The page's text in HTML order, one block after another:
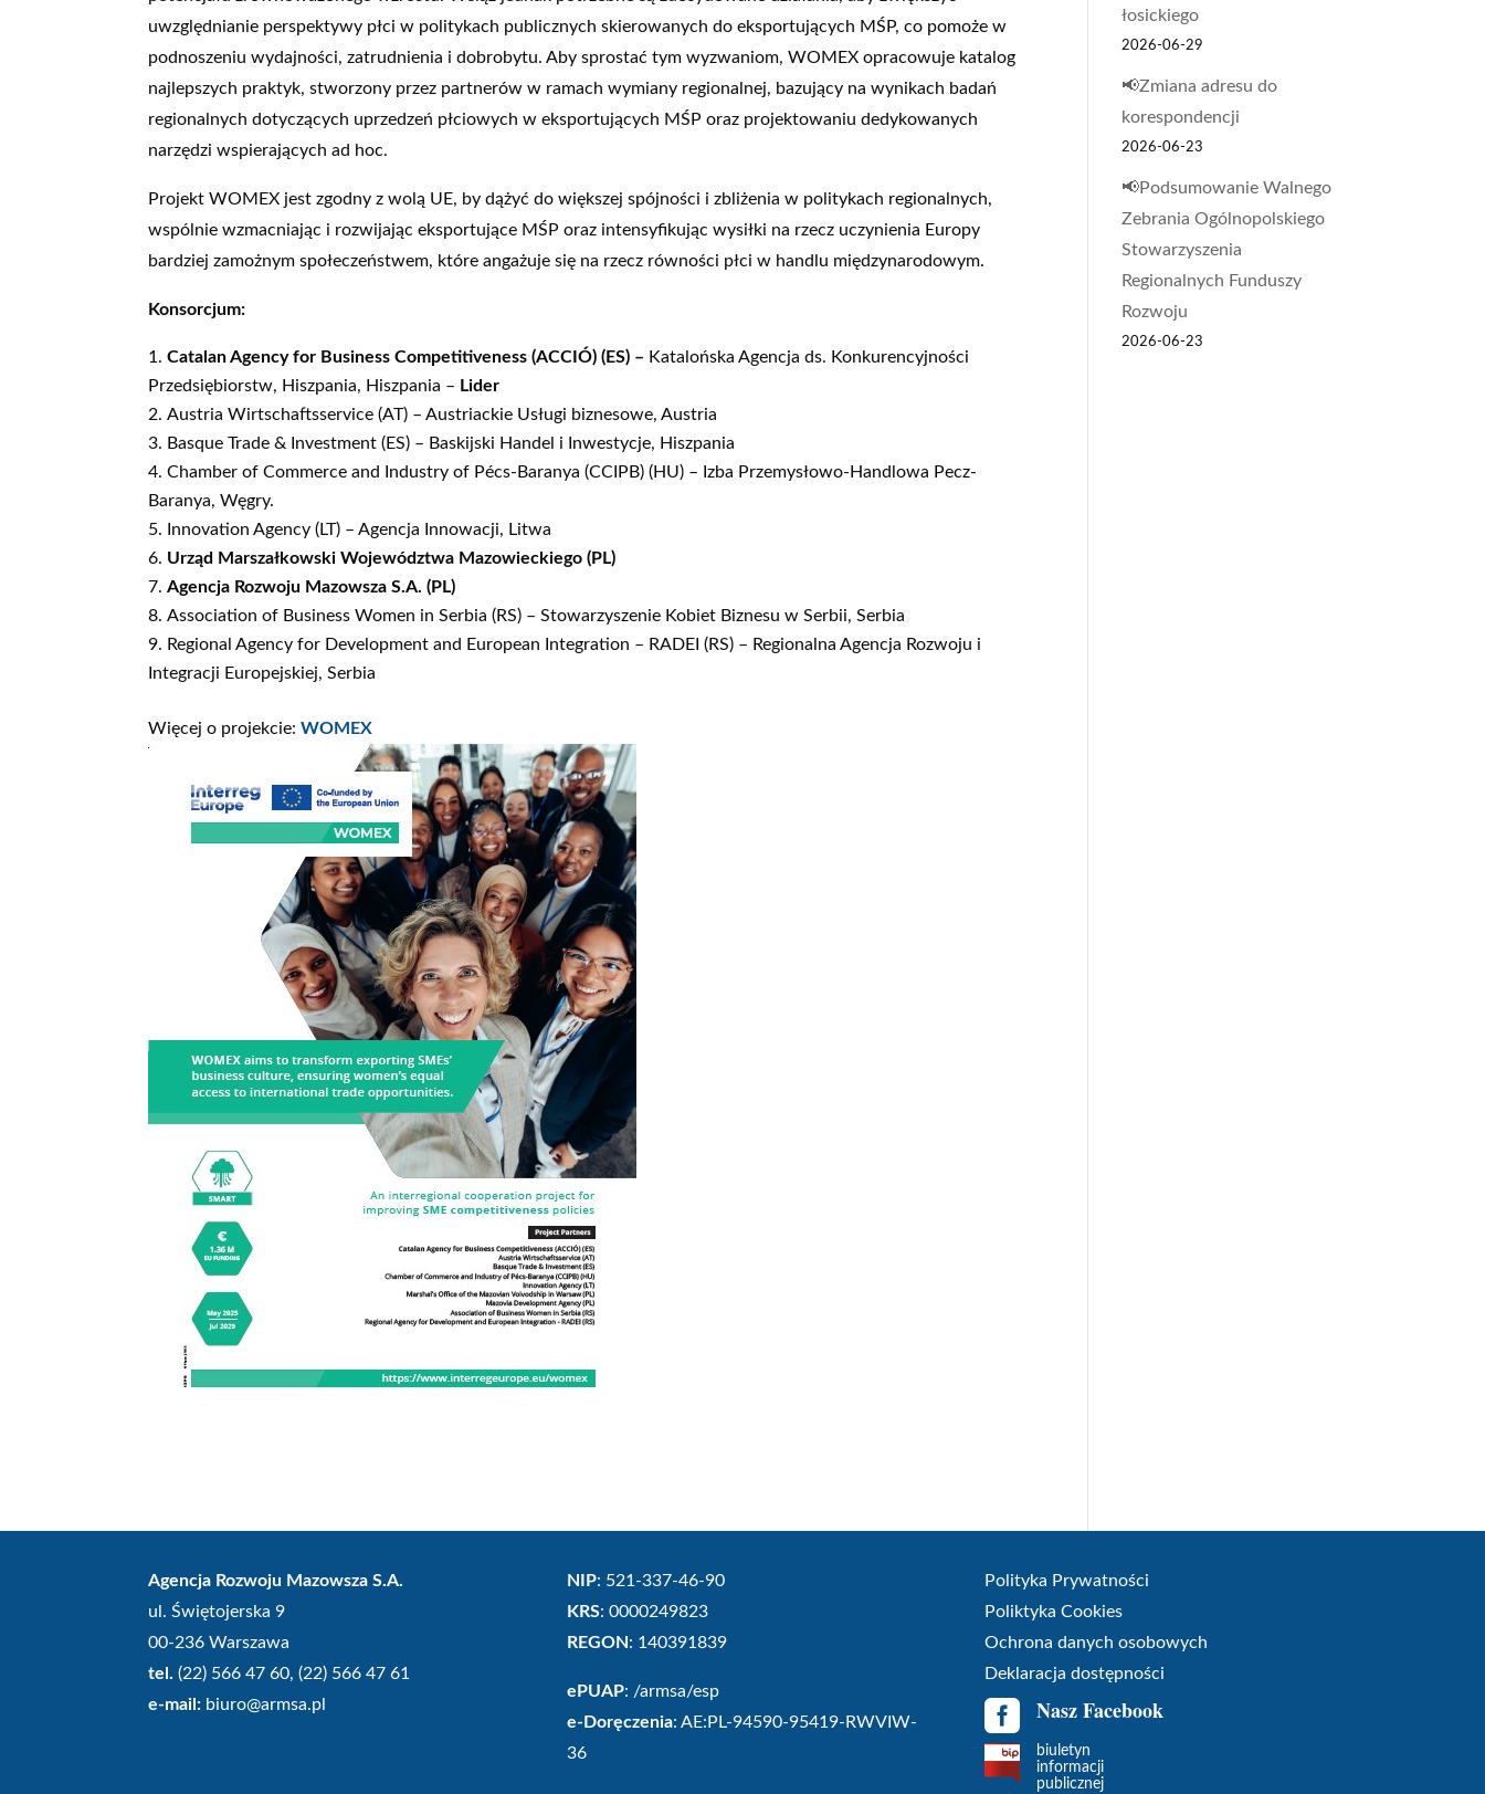
uwzględnianie perspektywy płci w politykach publicznych skierowanych do eksportujących MŚP, co pomoże w
podnoszeniu wydajności, zatrudnienia i dobrobytu. Aby sprostać tym wyzwaniom, WOMEX opracowuje katalog
najlepszych praktyk, stworzony przez partnerów w ramach wymiany regionalnej, bazujący na wynikach badań
regionalnych dotyczących uprzedzeń płciowych w eksportujących MŚP oraz projektowaniu dedykowanych
narzędzi wspierających ad hoc.
Projekt WOMEX jest zgodny z wolą UE, by dążyć do większej spójności i zbliżenia w politykach regionalnych,
wspólnie wzmacniając i rozwijając eksportujące MŚP oraz intensyfikując wysiłki na rzecz uczynienia Europy
bardziej zamożnym społeczeństwem, które angażuje się na rzecz równości płci w handlu międzynarodowym.
Konsorcjum:
Catalan Agency for Business Competitiveness (ACCIÓ) (ES) – Katalońska Agencja ds. Konkurencyjności
Przedsiębiorstw, Hiszpania, Hiszpania – Lider
Austria Wirtschaftsservice (AT) – Austriackie Usługi biznesowe, Austria
Basque Trade & Investment (ES) – Baskijski Handel i Inwestycje, Hiszpania
Chamber of Commerce and Industry of Pécs-Baranya (CCIPB) (HU) – Izba Przemysłowo-Handlowa Pecz-
Baranya, Węgry.
Innovation Agency (LT) – Agencja Innowacji, Litwa
Urząd Marszałkowski Województwa Mazowieckiego (PL)
Agencja Rozwoju Mazowsza S.A. (PL)
Association of Business Women in Serbia (RS) – Stowarzyszenie Kobiet Biznesu w Serbii, Serbia
Regional Agency for Development and European Integration – RADEI (RS) – Regionalna Agencja Rozwoju i
Integracji Europejskiej, Serbia
Więcej o projekcie:WOMEX
łosickiego
2026-06-29
📢Zmiana adresu do
korespondencji
2026-06-23
📢Podsumowanie Walnego
Zebrania Ogólnopolskiego
Stowarzyszenia
Regionalnych Funduszy
Rozwoju
2026-06-23
Agencja Rozwoju Mazowsza S.A.
ul. Świętojerska 9
00-236 Warszawa
tel. (22) 566 47 60, (22) 566 47 61
e-mail: biuro@armsa.pl
NIP: 521-337-46-90
KRS: 0000249823
REGON: 140391839
ePUAP: /armsa/esp
e-Doręczenia: AE:PL-94590-95419-RWVIW-
36
Polityka Prywatności
Poliktyka Cookies
Ochrona danych osobowych
Deklaracja dostępności
 Nasz Facebook
biuletyn
informacji
publicznej